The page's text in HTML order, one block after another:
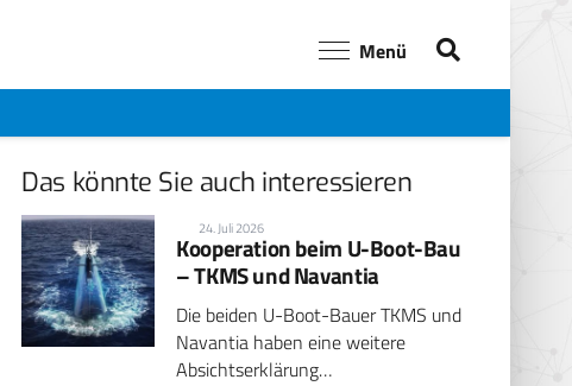
Menü
Das könnte Sie auch interessieren
24. Juli 2026
Kooperation beim U-Boot-Bau
– TKMS und Navantia
Die beiden U-Boot-Bauer TKMS und
Navantia haben eine weitere
Absichtserklärung…